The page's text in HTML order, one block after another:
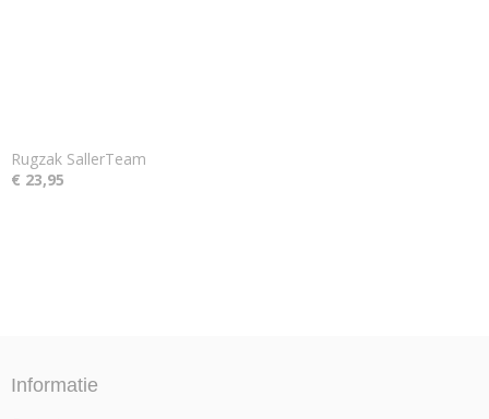
Rugzak SallerTeam
€ 23,95
Informatie